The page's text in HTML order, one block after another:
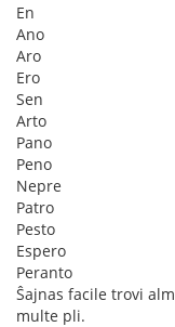
En
Ano
Aro
Ero
Sen
Arto
Pano
Peno
Nepre
Patro
Pesto
Espero
Peranto
Ŝajnas facile trovi
multe pli.